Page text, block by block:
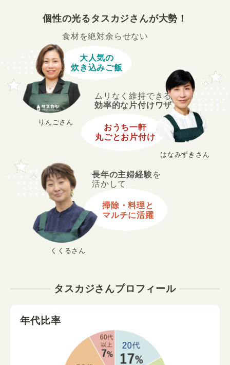
個性の光るタスカジさんが大勢！
くくるさん
長年の主婦経験を
活かして
掃除・料理と
マルチに活躍
りんごさん
食材を絶対余らせない
大人気の
炊き込みご飯
はなみずきさん
ムリなく維持できる
効率的な片付けワザ
おうち一軒
丸ごとお片付け
タスカジさんプロフィール
年代比率